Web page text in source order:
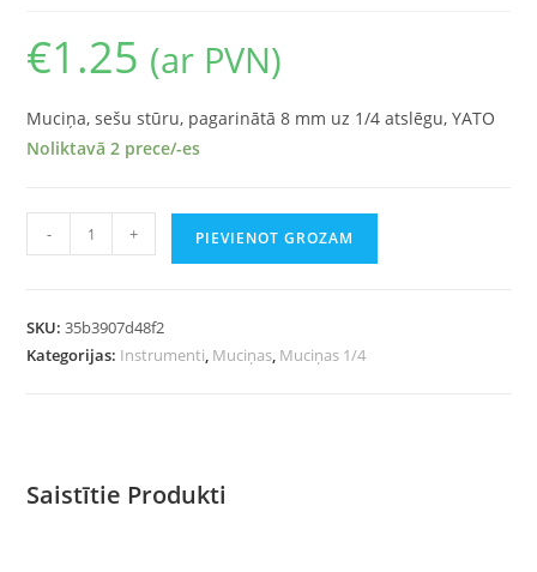
€1.25 (ar PVN)
Muciņa, sešu stūru, pagarinātā 8 mm uz 1/4 atslēgu, YATO
Noliktavā 2 prece/-es
- + PIEVIENOT GROZAM
SKU:35b3907d48f2
Kategorijas: Instrumenti, Muciņas, Muciņas 1/4
Saistītie Produkti